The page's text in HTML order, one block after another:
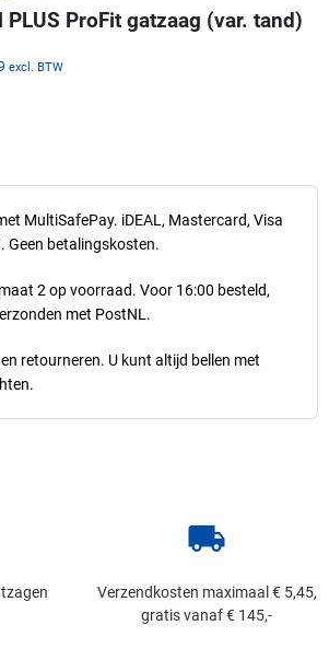
MultiSafePay. iDEAL, Mastercard, Visa
Geen betalingskosten.
2 op voorraad. Voor 16:00 besteld,
met PostNL.
retourneren. U kunt altijd bellen met
ProFit gatzaag (var. tand)
excl. BTW
local_shipping
Verzendkosten maximaal € 5,45,
gratis vanaf € 145,-